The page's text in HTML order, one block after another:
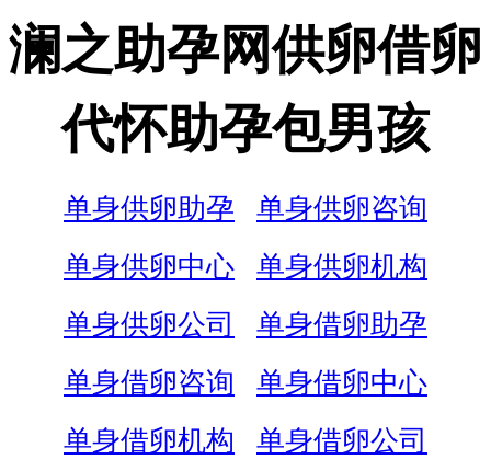
澜之助孕网供卵借卵
代怀助孕包男孩
单身供卵助孕
单身供卵咨询
单身供卵中心
单身供卵机构
单身供卵公司
单身借卵助孕
单身借卵咨询
单身借卵中心
单身借卵机构
单身借卵公司